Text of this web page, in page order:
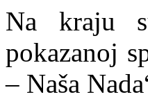
Na kraju
pokazanoj
– Naša